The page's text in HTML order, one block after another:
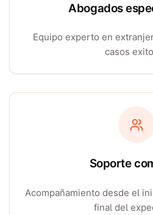
Abogados
Equipo experto en
casos
Soporte
Acompañamiento desde el
final del